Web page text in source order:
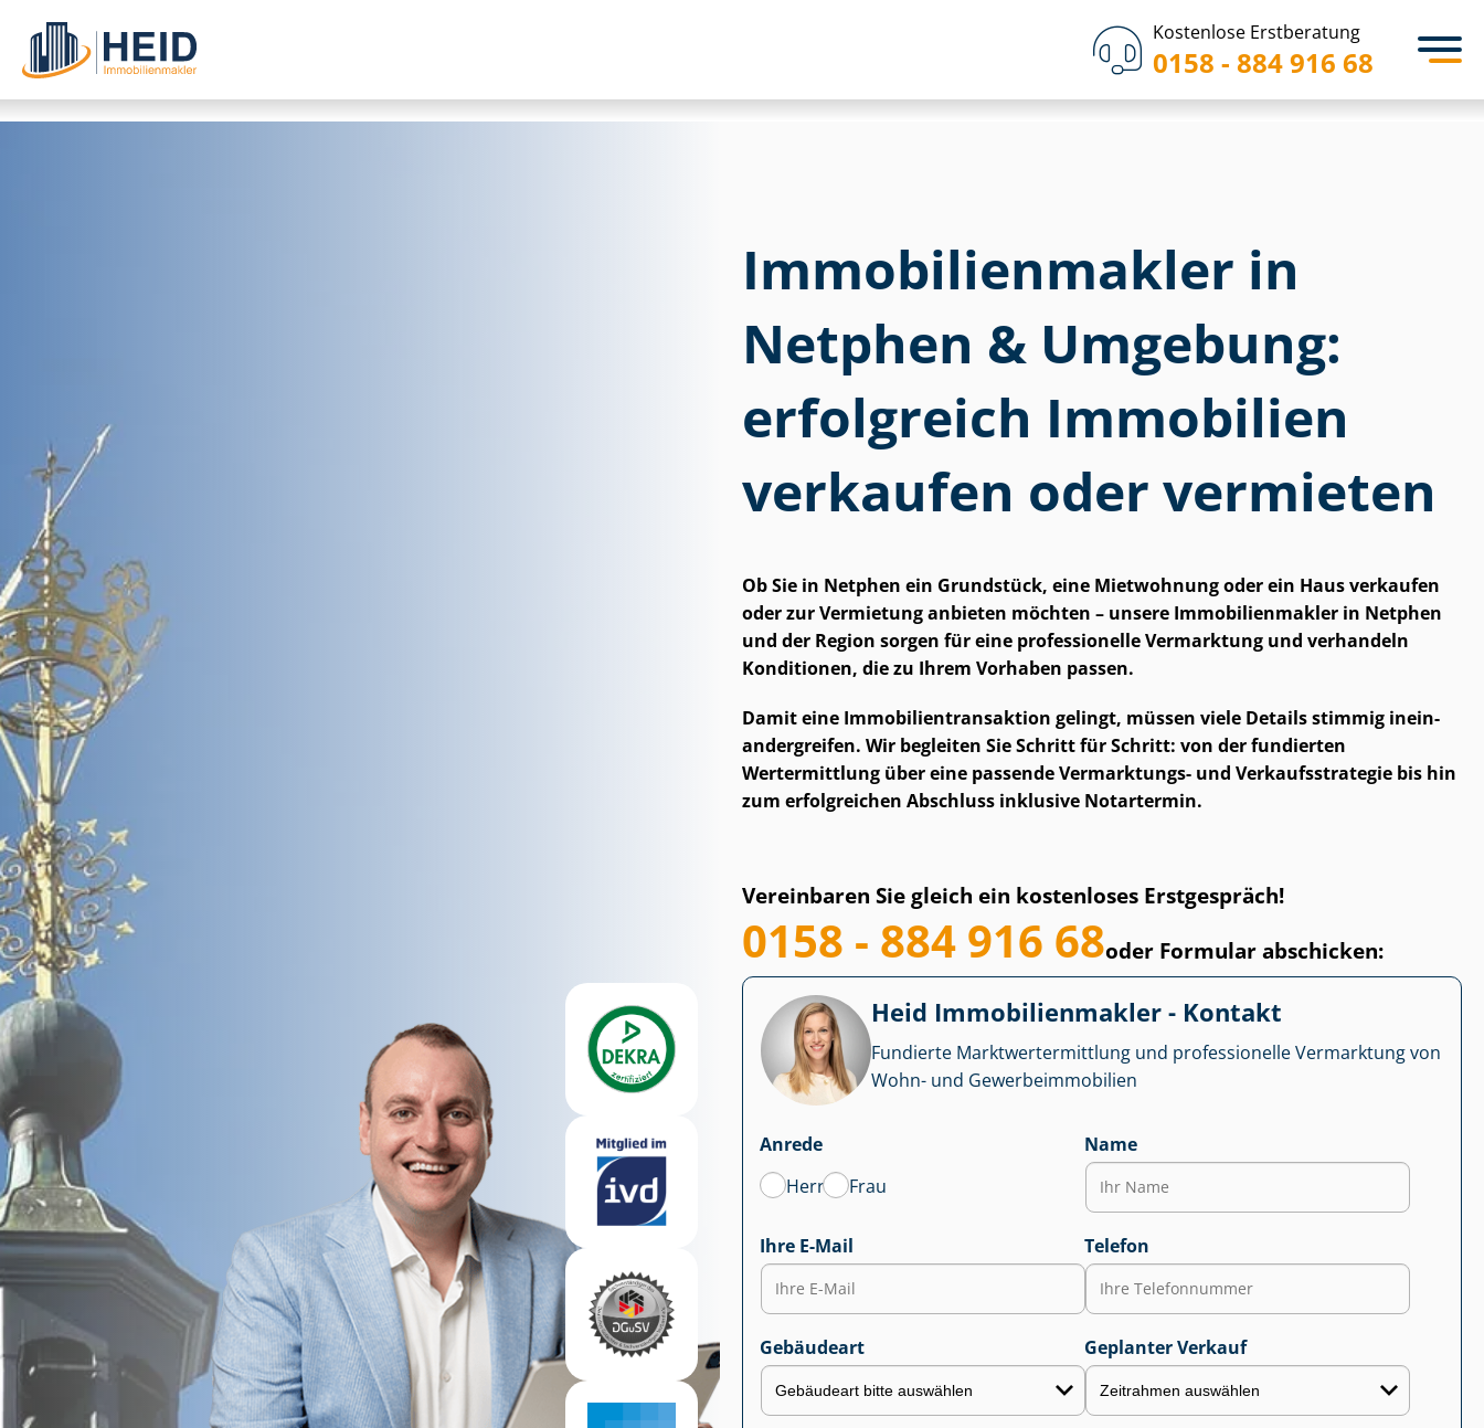
Kostenlose Erstberatung
0158 - 884 916 68
Im­mo­bi­li­en­mak­ler in
Netphen & Umgebung:
erfolgreich Immobilien
verkaufen oder vermieten
Ob Sie in Netphen ein Grundstück, eine Mietwohnung oder ein Haus verkaufen
oder zur Vermietung anbieten möchten – unsere Im­mo­bi­li­en­mak­ler in Netphen
und der Region sorgen für eine professionelle Vermarktung und verhandeln
Konditionen, die zu Ihrem Vorhaben passen.
Damit eine Im­mo­bi­li­en­trans­ak­ti­on gelingt, müssen viele Details stimmig in­ein­
an­der­grei­fen. Wir begleiten Sie Schritt für Schritt: von der fundierten
Wertermittlung über eine passende Vermarktungs- und Ver­kaufs­stra­te­gie bis hin
zum erfolgreichen Abschluss inklusive Notartermin.
Vereinbaren Sie gleich ein kostenloses Erstgespräch!
0158 - 884 916 68oder Formular abschicken:
Heid Im­mo­bi­li­en­mak­ler - Kontakt
Fundierte Markt­wert­ermitt­lung und professionelle Vermarktung von
Wohn- und Ge­wer­be­im­mo­bi­li­en
Anrede
Herr
Frau
Name
Ihre E-Mail Telefon
Gebäudeart Geplanter Verkauf